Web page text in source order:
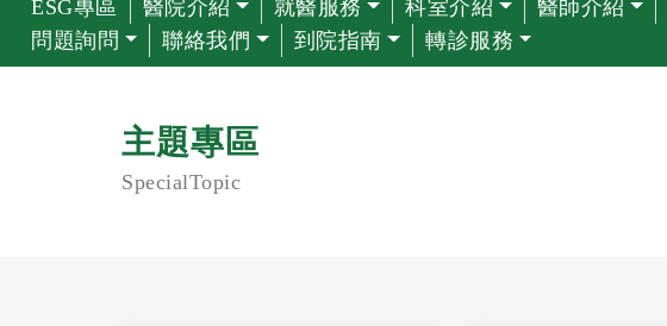
ESG專區 醫院介紹 就醫服務 科室介紹 醫師介紹
問題詢問
聯絡我們 到院指南 轉診服務
主題專區
SpecialTopic